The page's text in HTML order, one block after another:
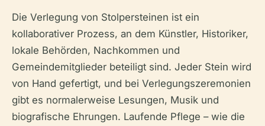
Die Verlegung von Stolpersteinen ist ein
kollaborativer Prozess, an dem Künstler, Historiker,
lokale Behörden, Nachkommen und
Gemeindemitglieder beteiligt sind. Jeder Stein wird
von Hand gefertigt, und bei Verlegungszeremonien
gibt es normalerweise Lesungen, Musik und
biografische Ehrungen. Laufende Pflege – wie die